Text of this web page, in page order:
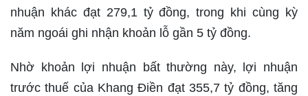
nhuận khác đạt 279,1 tỷ đồng, trong khi cùng kỳ
năm ngoái ghi nhận khoản lỗ gần 5 tỷ đồng.
Nhờ khoản lợi nhuận bất thường này, lợi nhuận
trước thuế của Khang Điền đạt 355,7 tỷ đồng, tăng